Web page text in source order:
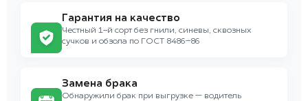
Гарантия на качество
Честный 1-й сорт без гнили, синевы, сквозных
сучков и обзола по ГОСТ 8486–86
Замена брака
Обнаружили брак при выгрузке — водитель